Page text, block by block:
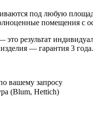
под любую
помещения
результат
— гарантия 3 года.
вашему запросу
(Blum, Hettich)